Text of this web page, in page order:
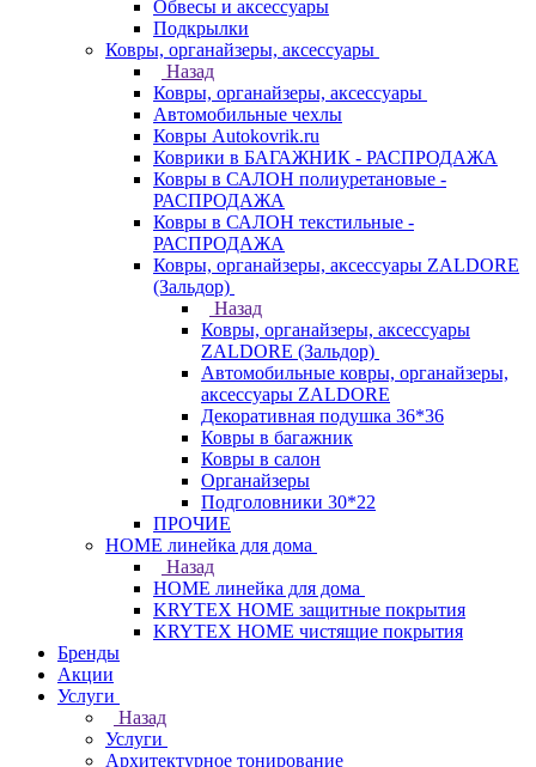
Обвесы и аксессуары
Подкрылки
Ковры, органайзеры, аксессуары
Назад
Ковры, органайзеры, аксессуары
Автомобильные чехлы
Ковры Autokovrik.ru
Коврики в БАГАЖНИК - РАСПРОДАЖА
Ковры в САЛОН полиуретановые -
РАСПРОДАЖА
Ковры в САЛОН текстильные -
РАСПРОДАЖА
Ковры, органайзеры, аксессуары ZALDORE
(Зальдор)
Назад
Ковры, органайзеры, аксессуары
ZALDORE (Зальдор)
Автомобильные ковры, органайзеры,
аксессуары ZALDORE
Декоративная подушка 36*36
Ковры в багажник
Ковры в салон
Органайзеры
Подголовники 30*22
ПРОЧИЕ
HOME линейка для дома
Назад
HOME линейка для дома
KRYTEX HOME защитные покрытия
KRYTEX HOME чистящие покрытия
Бренды
Акции
Услуги
Назад
Услуги
Архитектурное тонирование